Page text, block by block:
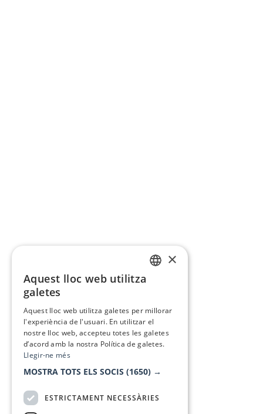
×
Aquest lloc web utilitza
galetes
Aquest lloc web utilitza galetes per millorar
l'experiència de l'usuari. En utilitzar el
nostre lloc web, accepteu totes les galetes
d’acord amb la nostra Política de galetes.
Llegir-ne més
MOSTRA TOTS ELS SOCIS (1650) →
ESTRICTAMENT NECESSÀRIES